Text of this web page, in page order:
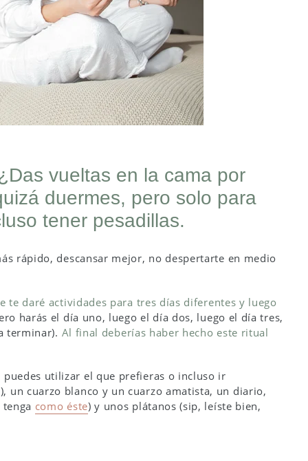
vueltas en la cama por
duermes, pero solo para
tener pesadillas.
rápido, descansar mejor, no despertarte en medio
te daré actividades para tres días diferentes y luego
harás el día uno, luego el día dos, luego el día tres,
terminar). Al final deberías haber hecho este ritual
puedes utilizar el que prefieras o incluso ir
un cuarzo blanco y un cuarzo amatista, un diario,
como éste) y unos plátanos (sip, leíste bien,